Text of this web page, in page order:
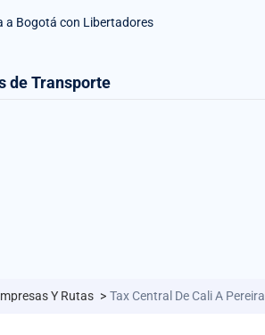
a Bogotá con Libertadores
de Transporte
Y Rutas > Tax Central De Cali A Pereira